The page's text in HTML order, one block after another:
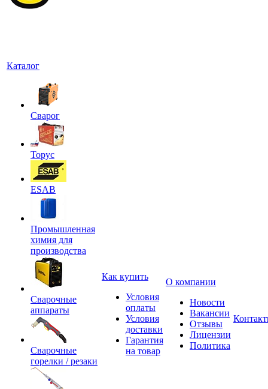
Каталог
Сварог
Торус
ESAB
Промышленная
химия для
производства
Сварочные
аппараты
Сварочные
горелки / резаки
Как купить
Условия
оплаты
Условия
доставки
Гарантия
на товар
О компании
Новости
Вакансии
Отзывы
Лицензии
Политика